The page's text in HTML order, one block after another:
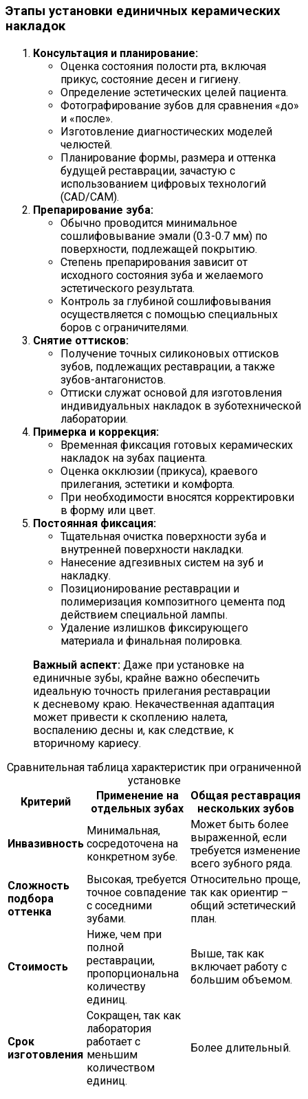
Этапы установки единичных керамических
накладок
Консультация и планирование:
Оценка состояния полости рта, включая
прикус, состояние десен и гигиену.
Определение эстетических целей пациента.
Фотографирование зубов для сравнения «до»
и «после».
Изготовление диагностических моделей
челюстей.
Планирование формы, размера и оттенка
будущей реставрации, зачастую с
использованием цифровых технологий
(CAD/CAM).
Препарирование зуба:
Обычно проводится минимальное
сошлифовывание эмали (0.3-0.7 мм) по
поверхности, подлежащей покрытию.
Степень препарирования зависит от
исходного состояния зуба и желаемого
эстетического результата.
Контроль за глубиной сошлифовывания
осуществляется с помощью специальных
боров с ограничителями.
Снятие оттисков:
Получение точных силиконовых оттисков
зубов, подлежащих реставрации, а также
зубов-антагонистов.
Оттиски служат основой для изготовления
индивидуальных накладок в зуботехнической
лаборатории.
Примерка и коррекция:
Временная фиксация готовых керамических
накладок на зубах пациента.
Оценка окклюзии (прикуса), краевого
прилегания, эстетики и комфорта.
При необходимости вносятся корректировки
в форму или цвет.
Постоянная фиксация:
Тщательная очистка поверхности зуба и
внутренней поверхности накладки.
Нанесение адгезивных систем на зуб и
накладку.
Позиционирование реставрации и
полимеризация композитного цемента под
действием специальной лампы.
Удаление излишков фиксирующего
материала и финальная полировка.
Важный аспект: Даже при установке на
единичные зубы, крайне важно обеспечить
идеальную точность прилегания реставрации
к десневому краю. Некачественная адаптация
может привести к скоплению налета,
воспалению десны и, как следствие, к
вторичному кариесу.
Сравнительная таблица характеристик при ограниченной
установке
Критерий
Применение на
отдельных зубах
Общая реставрация
нескольких зубов
Инвазивность
Минимальная,
сосредоточена на
конкретном зубе.
Может быть более
выраженной, если
требуется изменение
всего зубного ряда.
Сложность
подбора
оттенка
Высокая, требуется
точное совпадение
с соседними
зубами.
Относительно проще,
так как ориентир –
общий эстетический
план.
Стоимость
Ниже, чем при
полной
реставрации,
пропорциональна
количеству
единиц.
Выше, так как
включает работу с
большим объемом.
Срок
изготовления
Сокращен, так как
лаборатория
работает с
меньшим
количеством
единиц.
Более длительный.